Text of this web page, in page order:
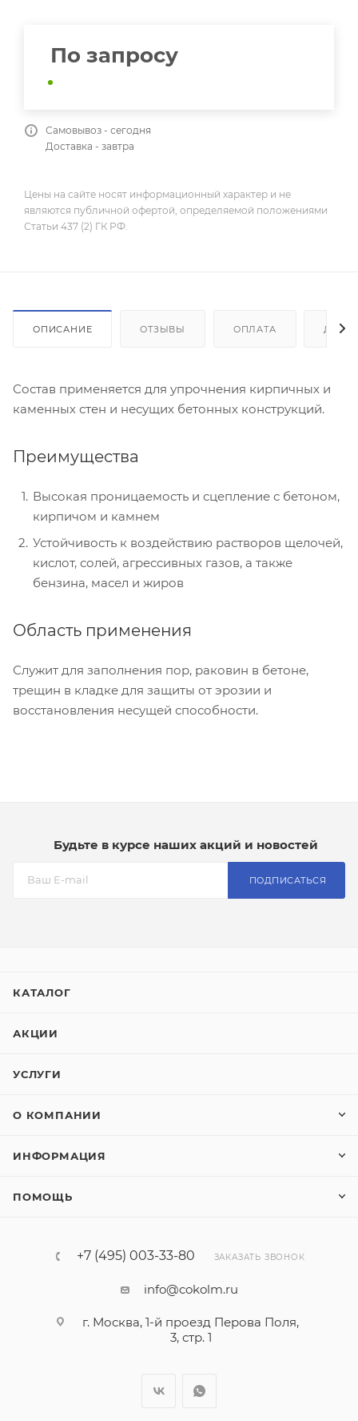
По запросу
Самовывоз - сегодня
Доставка - завтра
Цены на сайте носят информационный характер и не
являются публичной офертой, определяемой положениями
Статьи 437 (2) ГК РФ.
ОПИСАНИЕ ОТЗЫВЫ ОПЛАТА
Состав применяется для упрочнения кирпичных и
каменных стен и несущих бетонных конструкций.
Преимущества
Высокая проницаемость и сцепление с бетоном,
кирпичом и камнем
Устойчивость к воздействию растворов щелочей,
кислот, солей, агрессивных газов, а также
бензина, масел и жиров
Область применения
Служит для заполнения пор, раковин в бетоне,
трещин в кладке для защиты от эрозии и
восстановления несущей способности.
Будьте в курсе наших акций и новостей
ПОДПИСАТЬСЯ
КАТАЛОГ
АКЦИИ
УСЛУГИ
О КОМПАНИИ
ИНФОРМАЦИЯ
ПОМОЩЬ
+7 (495) 003-33-80 ЗАКАЗАТЬ ЗВОНОК
info@cokolm.ru
г. Москва, 1-й проезд Перова Поля,
3, стр. 1